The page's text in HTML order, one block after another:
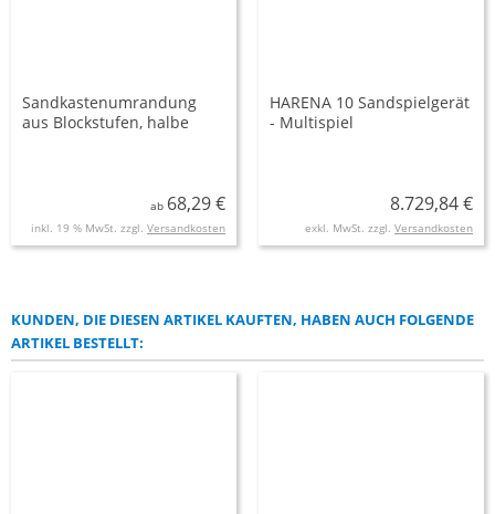
Sandkastenumrandung
aus Blockstufen, halbe
ab 68,29 €
inkl. 19 % MwSt. zzgl. Versandkosten
HARENA 10 Sandspielgerät
- Multispiel
8.729,84 €
exkl. MwSt. zzgl. Versandkosten
KUNDEN, DIE DIESEN ARTIKEL KAUFTEN, HABEN AUCH FOLGENDE
ARTIKEL BESTELLT: